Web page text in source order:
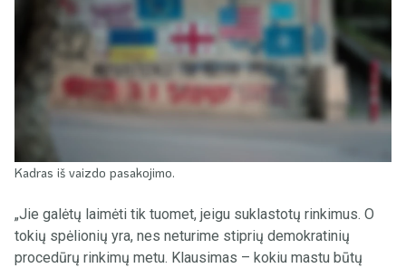
Kadras iš vaizdo pasakojimo.
„Jie galėtų laimėti tik tuomet, jeigu suklastotų rinkimus. O
tokių spėlionių yra, nes neturime stiprių demokratinių
procedūrų rinkimų metu. Klausimas – kokiu mastu būtų